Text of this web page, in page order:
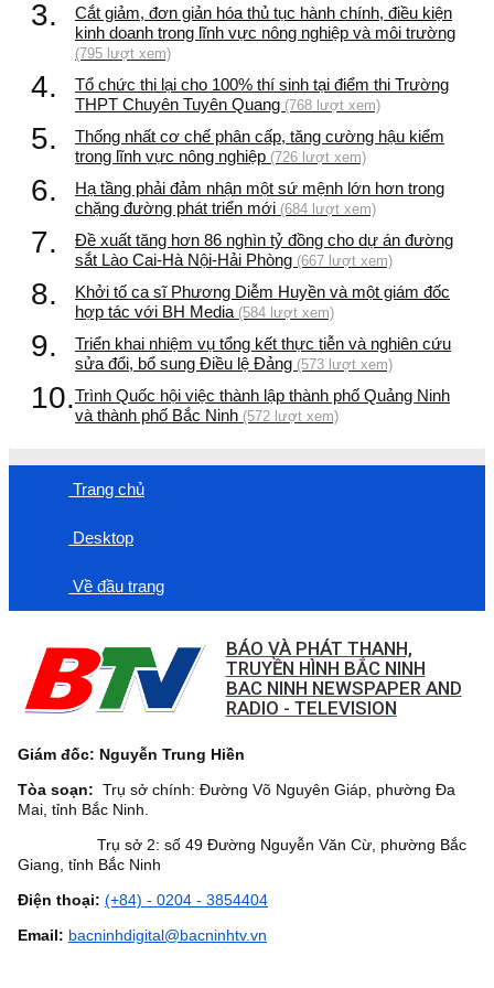
3.
Cắt giảm, đơn giản hóa thủ tục hành chính, điều kiện
kinh doanh trong lĩnh vực nông nghiệp và môi trường
(795 lượt xem)
4.
Tổ chức thi lại cho 100% thí sinh tại điểm thi Trường
THPT Chuyên Tuyên Quang (768 lượt xem)
5.
Thống nhất cơ chế phân cấp, tăng cường hậu kiểm
trong lĩnh vực nông nghiệp (726 lượt xem)
6.
Hạ tầng phải đảm nhận một sứ mệnh lớn hơn trong
chặng đường phát triển mới (684 lượt xem)
7.
Đề xuất tăng hơn 86 nghìn tỷ đồng cho dự án đường
sắt Lào Cai-Hà Nội-Hải Phòng (667 lượt xem)
8.
Khởi tố ca sĩ Phương Diễm Huyền và một giám đốc
hợp tác với BH Media (584 lượt xem)
9.
Triển khai nhiệm vụ tổng kết thực tiễn và nghiên cứu
sửa đổi, bổ sung Điều lệ Đảng (573 lượt xem)
10.Trình Quốc hội việc thành lập thành phố Quảng Ninh
và thành phố Bắc Ninh (572 lượt xem)
Trang chủ
Desktop
Về đầu trang
BÁO VÀ PHÁT THANH,
TRUYỀN HÌNH BẮC NINH
BAC NINH NEWSPAPER AND
RADIO - TELEVISION
Giám đốc: Nguyễn Trung Hiền
Tòa soạn: Trụ sở chính: Đường Võ Nguyên Giáp, phường Đa
Mai, tỉnh Bắc Ninh.
Trụ sở 2: số 49 Đường Nguyễn Văn Cừ, phường Bắc
Giang, tỉnh Bắc Ninh
Điện thoại: (+84) - 0204 - 3854404
Email: bacninhdigital@bacninhtv.vn